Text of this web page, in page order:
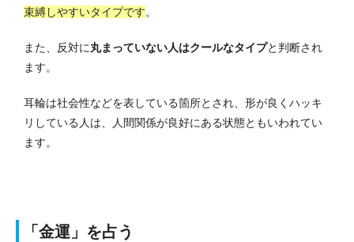
束縛しやすいタイプです。
また、反対に丸まっていない人はクールなタイプと判断され
ます。
耳輪は社会性などを表している箇所とされ、形が良くハッキ
リしている人は、人間関係が良好にある状態ともいわれてい
ます。
「金運」を占う